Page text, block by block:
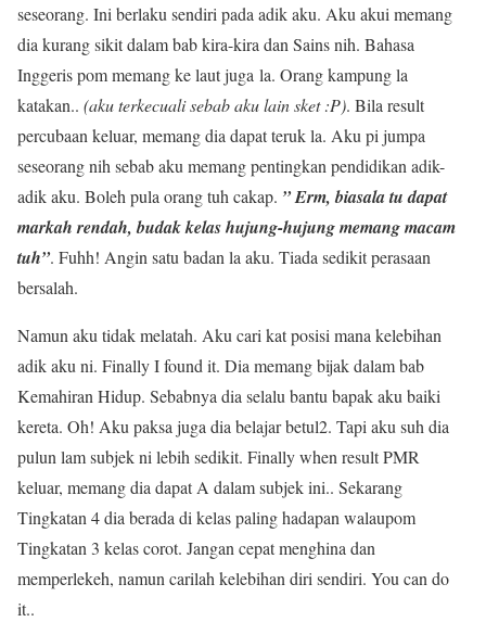
seseorang. Ini berlaku sendiri pada adik aku. Aku akui memang
dia kurang sikit dalam bab kira-kira dan Sains nih. Bahasa
Inggeris pom memang ke laut juga la. Orang kampung la
katakan.. (aku terkecuali sebab aku lain sket :P). Bila result
percubaan keluar, memang dia dapat teruk la. Aku pi jumpa
seseorang nih sebab aku memang pentingkan pendidikan adik-
adik aku. Boleh pula orang tuh cakap. ” Erm, biasala tu dapat
markah rendah, budak kelas hujung-hujung memang macam
tuh”. Fuhh! Angin satu badan la aku. Tiada sedikit perasaan
bersalah.
Namun aku tidak melatah. Aku cari kat posisi mana kelebihan
adik aku ni. Finally I found it. Dia memang bijak dalam bab
Kemahiran Hidup. Sebabnya dia selalu bantu bapak aku baiki
kereta. Oh! Aku paksa juga dia belajar betul2. Tapi aku suh dia
pulun lam subjek ni lebih sedikit. Finally when result PMR
keluar, memang dia dapat A dalam subjek ini.. Sekarang
Tingkatan 4 dia berada di kelas paling hadapan walaupom
Tingkatan 3 kelas corot. Jangan cepat menghina dan
memperlekeh, namun carilah kelebihan diri sendiri. You can do
it..